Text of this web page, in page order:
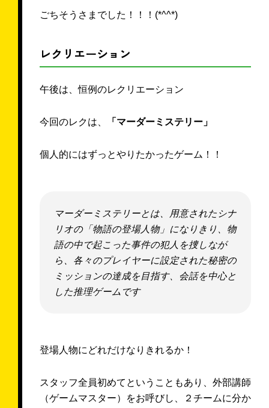
ごちそうさまでした！！！(*^^*)
レクリエーション
午後は、恒例のレクリエーション
今回のレクは、 「マーダーミステリー」
個人的にはずっとやりたかったゲーム！！
マーダーミステリーとは、用意されたシナ
リオの「物語の登場人物」になりきり、物
語の中で起こった事件の犯人を捜しなが
ら、各々のプレイヤーに設定された秘密の
ミッションの達成を目指す、会話を中心と
した推理ゲームです
登場人物にどれだけなりきれるか！
スタッフ全員初めてということもあり、外部講師
（ゲームマスター）をお呼びし、２チームに分か